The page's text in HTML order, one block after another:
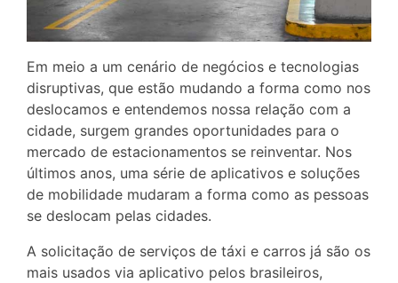
Em meio a um cenário de negócios e tecnologias
disruptivas, que estão mudando a forma como nos
deslocamos e entendemos nossa relação com a
cidade, surgem grandes oportunidades para o
mercado de estacionamentos se reinventar. Nos
últimos anos, uma série de aplicativos e soluções
de mobilidade mudaram a forma como as pessoas
se deslocam pelas cidades.
A solicitação de serviços de táxi e carros já são os
mais usados via aplicativo pelos brasileiros,